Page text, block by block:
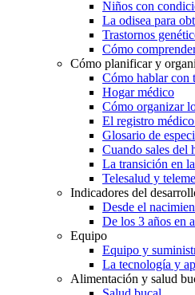
Niños con
La odisea para
Trastornos
Cómo
Cómo planificar y
Cómo hablar con
Hogar médico
Cómo organizar
El registro
Glosario de
Cuando sales del
La transición en
Telesalud y
Indicadores del
Desde el
De los 3 años en
Equipo
Equipo y
La tecnología y
Alimentación y salud